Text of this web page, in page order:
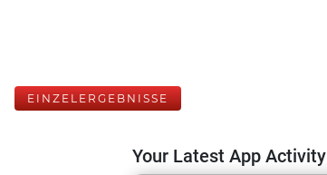
EINZELERGEBNISSE
Your Latest App Activity